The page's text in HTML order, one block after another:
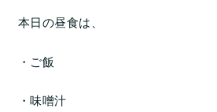
本日の昼食は、
・ご飯
・味噌汁